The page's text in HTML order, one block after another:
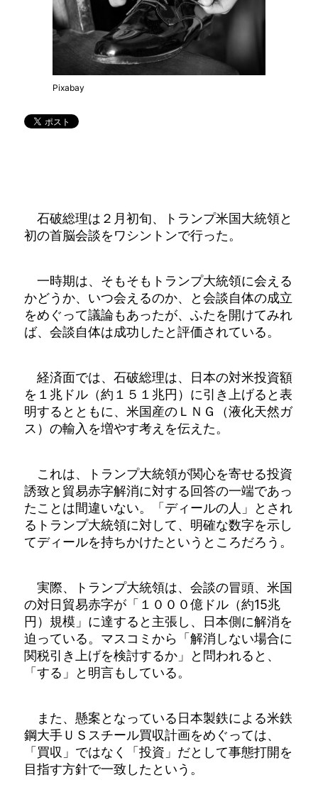
Pixabay
石破総理は２月初旬、トランプ米国大統領と
初の首脳会談をワシントンで行った。
一時期は、そもそもトランプ大統領に会える
かどうか、いつ会えるのか、と会談自体の成立
をめぐって議論もあったが、ふたを開けてみれ
ば、会談自体は成功したと評価されている。
経済面では、石破総理は、日本の対米投資額
を１兆ドル（約１５１兆円）に引き上げると表
明するとともに、米国産のＬＮＧ（液化天然ガ
ス）の輸入を増やす考えを伝えた。
これは、トランプ大統領が関心を寄せる投資
誘致と貿易赤字解消に対する回答の一端であっ
たことは間違いない。「ディールの人」とされ
るトランプ大統領に対して、明確な数字を示し
てディールを持ちかけたというところだろう。
実際、トランプ大統領は、会談の冒頭、米国
の対日貿易赤字が「１０００億ドル（約15兆
円）規模」に達すると主張し、日本側に解消を
迫っている。マスコミから「解消しない場合に
関税引き上げを検討するか」と問われると、
「する」と明言もしている。
また、懸案となっている日本製鉄による米鉄
鋼大手ＵＳスチール買収計画をめぐっては、
「買収」ではなく「投資」だとして事態打開を
目指す方針で一致したという。